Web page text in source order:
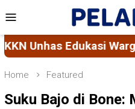
to
content
Menu
Warga Kapasa
Home Featured
Suku Bajo di Bone: